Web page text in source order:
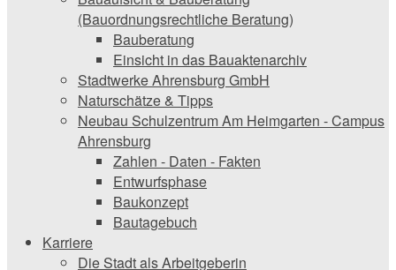
(Bauordnungsrechtliche Beratung)
Bauberatung
Einsicht in das Bauaktenarchiv
Stadtwerke ­Ahrensburg GmbH
Naturschätze & Tipps
Neubau Schulzentrum Am Heimgarten - Campus
Ahrensburg
Zahlen - Daten - Fakten
Entwurfsphase
Baukonzept
Bautagebuch
Karriere
Die Stadt als Arbeitgeberin